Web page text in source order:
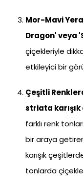
Mor-Mavi
Dragon' veya
çiçekleriyle
etkileyici bir
Çeşitli
striata
farklı renk
bir araya
karışık
tonlarda